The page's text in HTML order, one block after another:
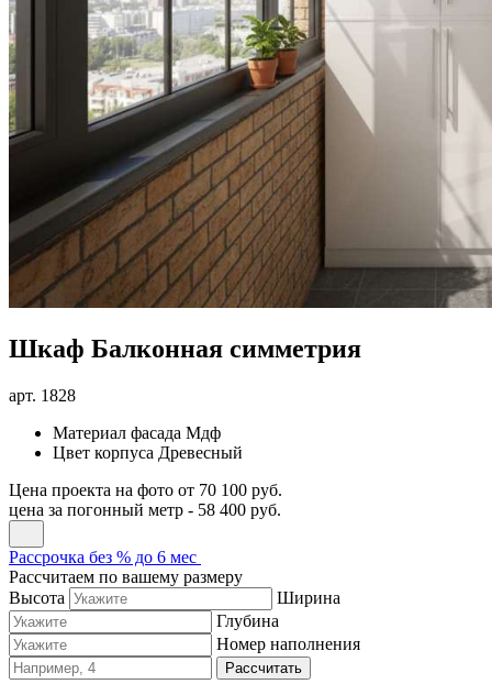
Шкаф Балконная симметрия
арт. 1828
Материал фасада Мдф
Цвет корпуса Древесный
Цена проекта на фото от 70 100 руб.
цена за погонный метр - 58 400 руб.
Рассрочка без % до 6 мес
Рассчитаем по вашему размеру
Высота
Ширина
Глубина
Номер наполнения
Рассчитать